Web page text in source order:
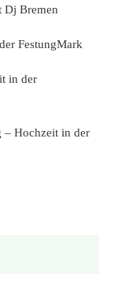
Dj Bremen
FestungMark
in der
– Hochzeit in der